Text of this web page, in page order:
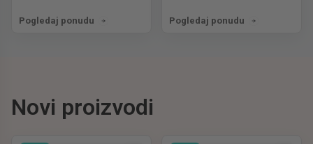
Pogledaj ponudu Pogledaj ponudu
Novi proizvodi